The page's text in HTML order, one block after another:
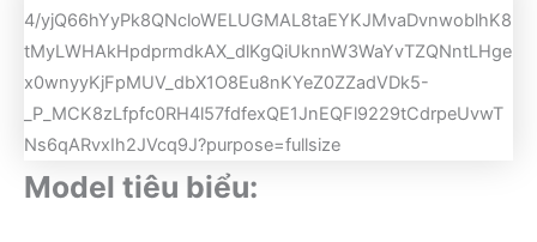
Model tiêu biểu: